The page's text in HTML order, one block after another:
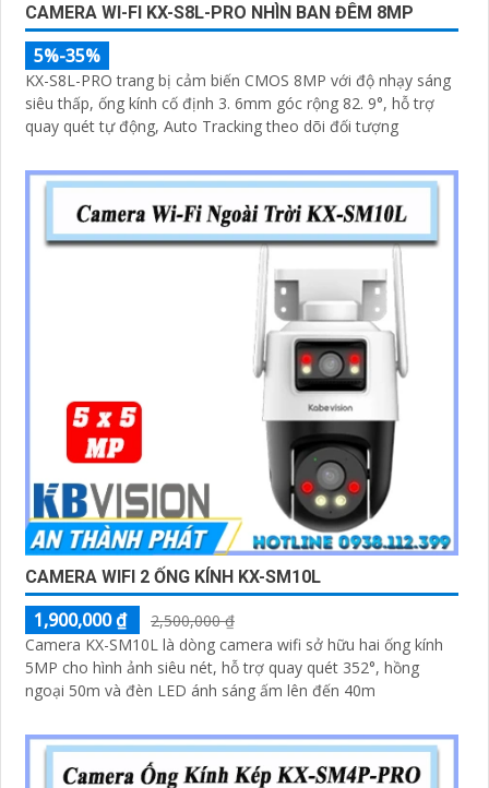
CAMERA WI-FI KX-S8L-PRO NHÌN BAN ĐÊM 8MP
5%-35%
KX-S8L-PRO trang bị cảm biến CMOS 8MP với độ nhạy sáng
siêu thấp, ống kính cố định 3. 6mm góc rộng 82. 9°, hỗ trợ
quay quét tự động, Auto Tracking theo dõi đối tượng
CAMERA WIFI 2 ỐNG KÍNH KX-SM10L
1,900,000 ₫
2,500,000 ₫
Camera KX-SM10L là dòng camera wifi sở hữu hai ống kính
5MP cho hình ảnh siêu nét, hỗ trợ quay quét 352°, hồng
ngoại 50m và đèn LED ánh sáng ấm lên đến 40m